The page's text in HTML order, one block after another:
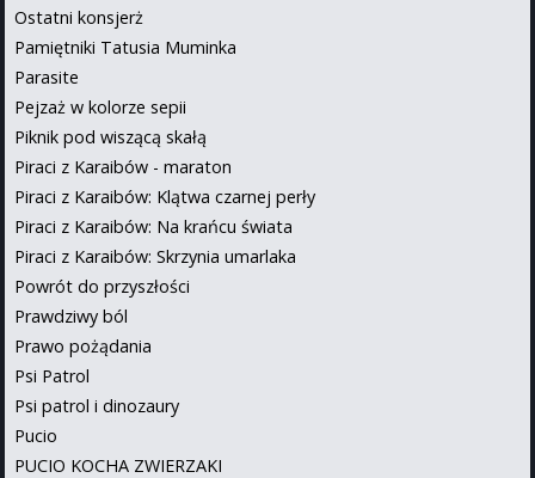
Ostatni konsjerż
Pamiętniki Tatusia Muminka
Parasite
Pejzaż w kolorze sepii
Piknik pod wiszącą skałą
Piraci z Karaibów - maraton
Piraci z Karaibów: Klątwa czarnej perły
Piraci z Karaibów: Na krańcu świata
Piraci z Karaibów: Skrzynia umarlaka
Powrót do przyszłości
Prawdziwy ból
Prawo pożądania
Psi Patrol
Psi patrol i dinozaury
Pucio
PUCIO KOCHA ZWIERZAKI